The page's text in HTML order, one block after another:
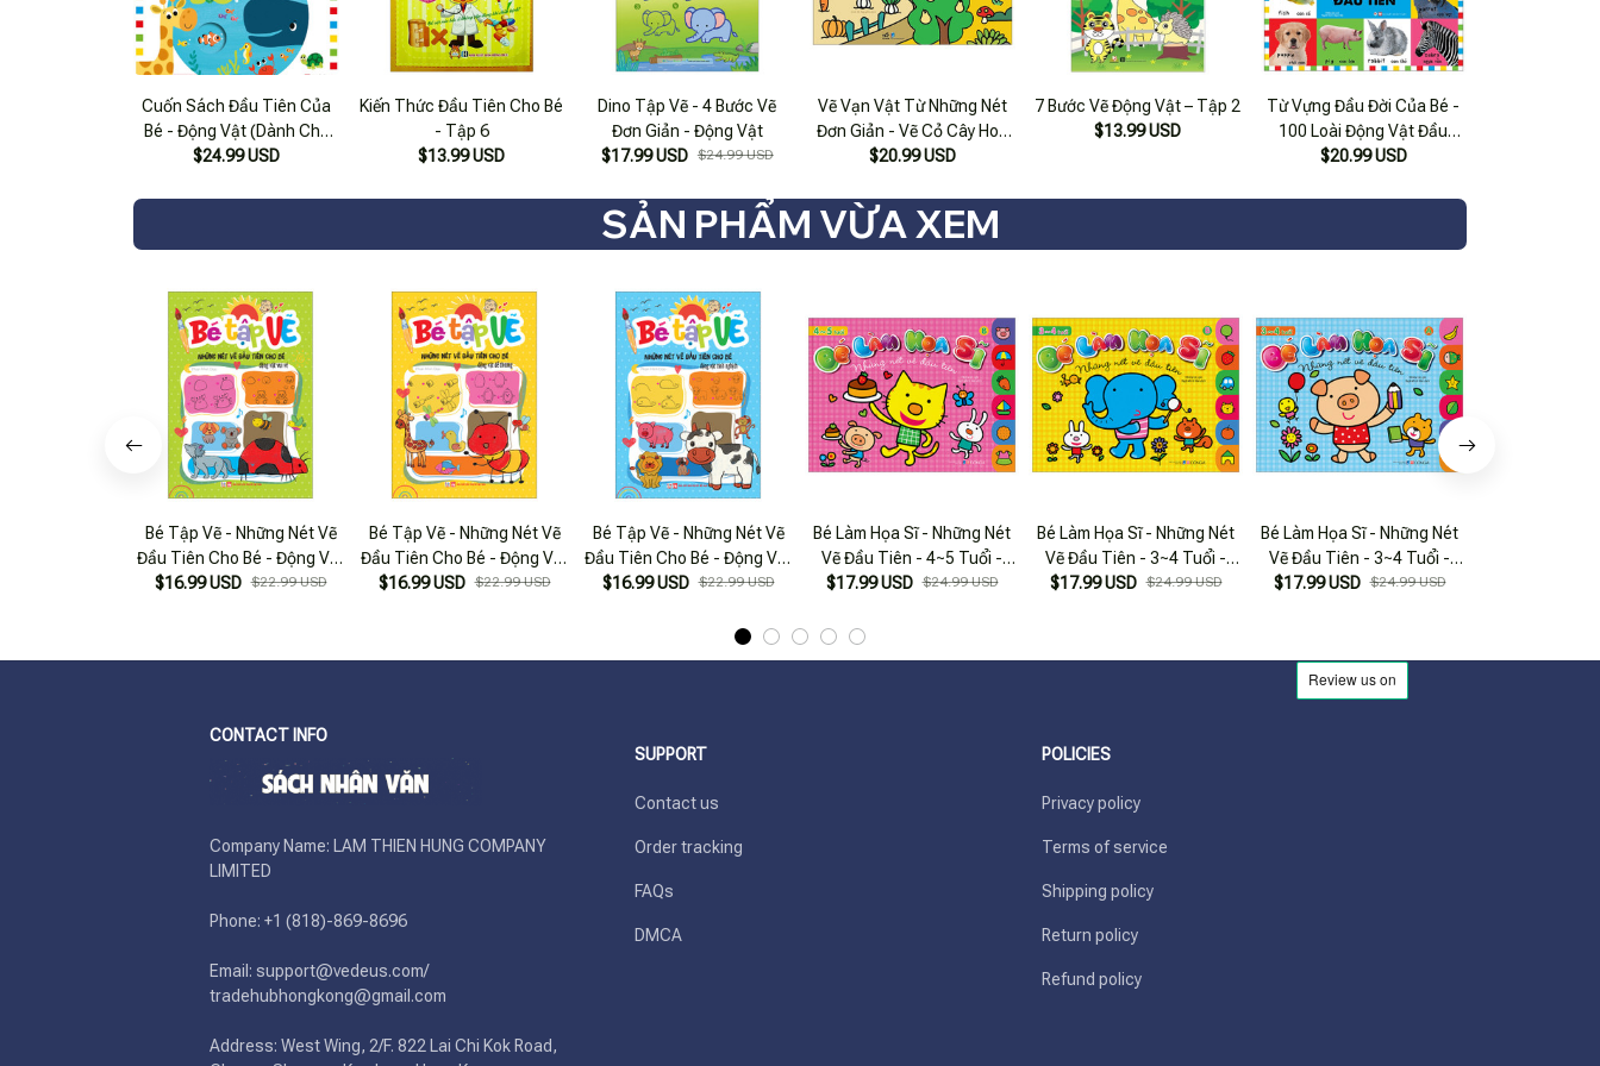
Cuốn Sách Đầu Tiên Của
Bé - Động Vật (Dành Cho
Bé Từ 3-5 Tuổi)_Tv
$24.99 USD
Kiến Thức Đầu Tiên Cho Bé
- Tập 6
$13.99 USD
Dino Tập Vẽ - 4 Bước Vẽ
Đơn Giản - Động Vật
$17.99 USD $24.99 USD
Vẽ Vạn Vật Từ Những Nét
Đơn Giản - Vẽ Cỏ Cây Hoa
Lá
$20.99 USD
7 Bước Vẽ Động Vật – Tập 2
$13.99 USD
Từ Vựng Đầu Đời Của Bé -
100 Loài Động Vật Đầu
Tiên
$20.99 USD
SẢN PHẨM VỪA XEM
Bé Tập Vẽ - Những Nét Vẽ
Đầu Tiên Cho Bé - Động Vật
Vui Vẻ
$16.99 USD $22.99 USD
Bé Tập Vẽ - Những Nét Vẽ
Đầu Tiên Cho Bé - Động Vật
Dễ Thương
$16.99 USD $22.99 USD
Bé Tập Vẽ - Những Nét Vẽ
Đầu Tiên Cho Bé - Động Vật
Tinh Nghịch
$16.99 USD $22.99 USD
Bé Làm Họa Sĩ - Những Nét
Vẽ Đầu Tiên - 4~5 Tuổi -
Tập B
$17.99 USD $24.99 USD
Bé Làm Họa Sĩ - Những Nét
Vẽ Đầu Tiên - 3~4 Tuổi -
Tập B
$17.99 USD $24.99 USD
Bé Làm Họa Sĩ - Những Nét
Vẽ Đầu Tiên - 3~4 Tuổi -
Tập A
$17.99 USD $24.99 USD
CONTACT INFO
Company Name: LAM THIEN HUNG COMPANY
LIMITED
Phone: +1 (818)-869-8696
Email: support@vedeus.com/
tradehubhongkong@gmail.com
Address: West Wing, 2/F. 822 Lai Chi Kok Road,
SUPPORT
Contact us
Order tracking
FAQs
DMCA
POLICIES
Privacy policy
Terms of service
Shipping policy
Return policy
Refund policy